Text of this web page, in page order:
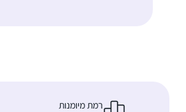
רמת מיומנות